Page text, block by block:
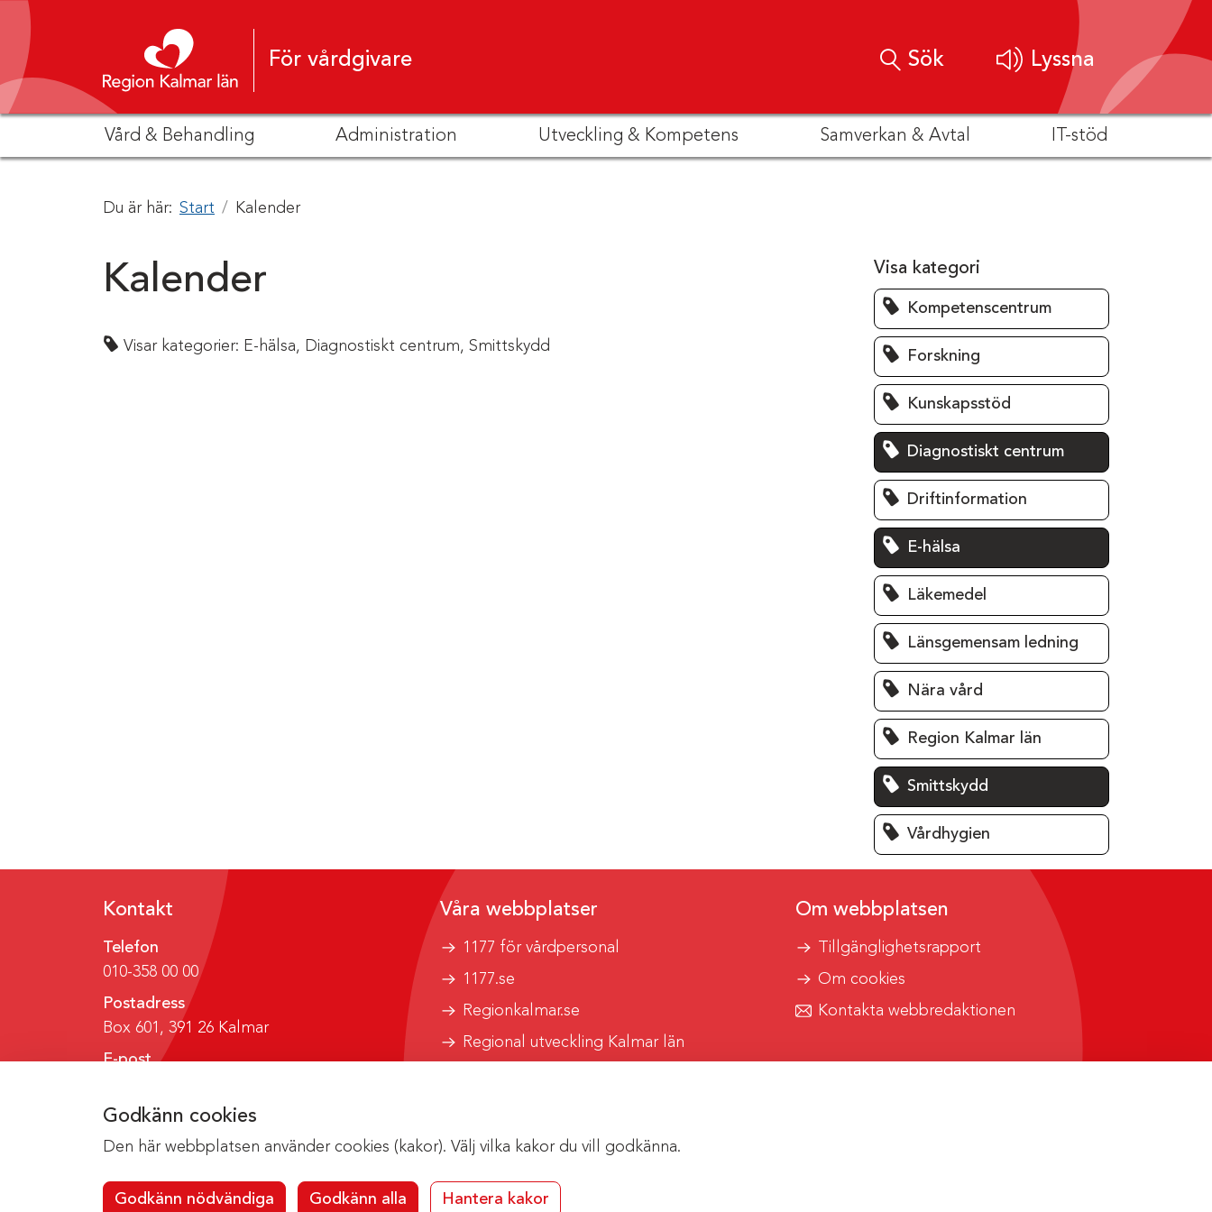
Godkänn cookies
Den här webbplatsen använder cookies (kakor). Välj vilka kakor du vill godkänna.
Godkänn nödvändiga Godkänn alla Hantera kakor
Hoppa till innehåll
För vårdgivare Sök Lyssna
Vård & Behandling Administration Utveckling & Kompetens Samverkan & Avtal IT-stöd
Du är här: Start Kalender
Kalender
Visar kategorier: E-hälsa, Diagnostiskt centrum, Smittskydd
Visa kategori
Kompetenscentrum
Forskning
Kunskapsstöd
Diagnostiskt centrum
Driftinformation
E-hälsa
Läkemedel
Länsgemensam ledning
Nära vård
Region Kalmar län
Smittskydd
Vårdhygien
Kontakt
Telefon
010-358 00 00
Postadress
Box 601, 391 26 Kalmar
E-post
Våra webbplatser
1177 för vårdpersonal
1177.se
Regionkalmar.se
Regional utveckling Kalmar län
Om webbplatsen
Tillgänglighetsrapport
Om cookies
Kontakta webbredaktionen